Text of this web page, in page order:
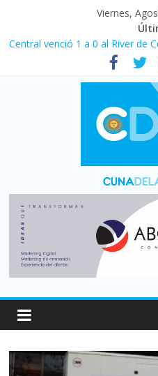
Viernes,
Fuerte caída de la venta de
Central venció 1 a 0 al River de
La morosidad alcanzó su nivel
afecta a 400 mil deudores en
Desde que asumió Milei
denuncia crisis como en 2001
Vacaciones de invierno con
turístico: 4,6 millones de